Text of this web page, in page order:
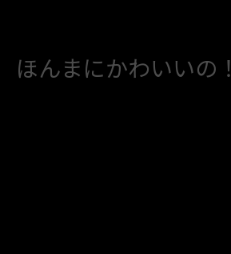
ほんまにかわいいの！